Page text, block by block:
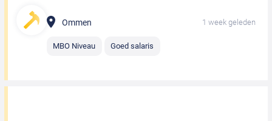
Ommen 1 week geleden
MBO Niveau Goed salaris